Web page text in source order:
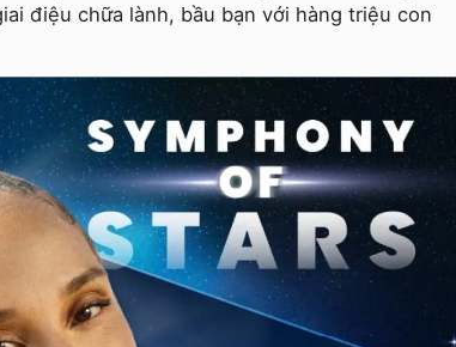
điệu chữa lành, bầu bạn với hàng triệu con